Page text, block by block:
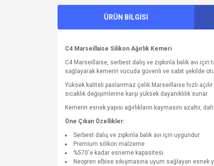
ÜRÜN BİLGİSİ
C4 Marseillaise Silikon Ağırlık Kemeri
C4 Marseillaise, serbest dalış ve zıpkınla balık avı
sağlayarak kemerin vücuda güvenli ve sabit şekilde
Yüksek kaliteli paslanmaz çelik Marseillaise hızlı
sıcaklık değişimlerine karşı yüksek dayanıklılık sunar.
Kemerin esnek yapısı ağırlıkların kaymasını azaltır,
Öne Çıkan Özellikler:
Serbest dalış ve zıpkınla balık avı için uygundur
Premium silikon malzeme
%570'e kadar esneme kapasitesi
Neopren elbise sıkışmasına uyum sağlayan esnek